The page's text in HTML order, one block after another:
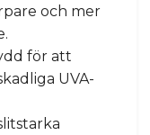
och mer
för att
UVA-